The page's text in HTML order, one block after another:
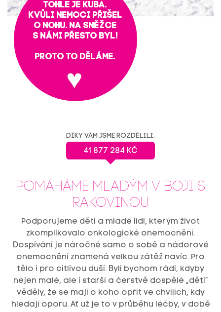
Tohle je Kuba.
Kvůli nemoci přišel
o nohu. Na Sněžce
s námi přesto byl!
Proto to děláme.
Díky Vám jsme rozdělili:
41 877 284 KČ
Pomáháme mladým v boji s
rakovinou
Podporujeme děti a mladé lidi, kterým život
zkomplikovalo onkologické onemocnění.
Dospívání je náročné samo o sobě a nádorové
onemocnění znamená velkou zátěž navíc. Pro
tělo i pro citlivou duši. Byli bychom rádi, kdyby
nejen malé, ale i starší a čerstvě dospělé „děti“
věděly, že se mají o koho opřít ve chvílích, kdy
hledají oporu. Ať už je to v průběhu léčby, v době